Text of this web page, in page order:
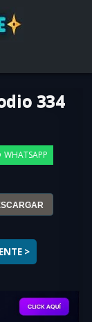
334
WHATSAPP
>